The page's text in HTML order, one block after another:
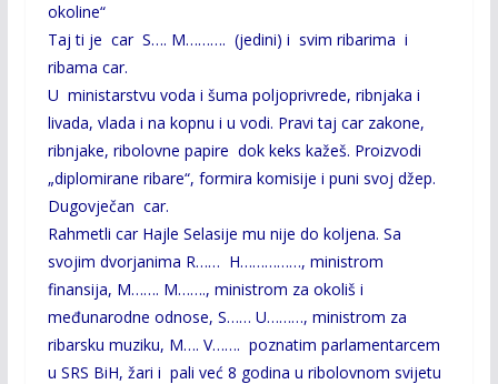
okoline“
Taj ti je car S…. M………. (jedini) i svim ribarima i
ribama car.
U ministarstvu voda i šuma poljoprivrede, ribnjaka i
livada, vlada i na kopnu i u vodi. Pravi taj car zakone,
ribnjake, ribolovne papire dok keks kažeš. Proizvodi
„diplomirane ribare“, formira komisije i puni svoj džep.
Dugovječan car.
Rahmetli car Hajle Selasije mu nije do koljena. Sa
svojim dvorjanima R…… H……………, ministrom
finansija, M……. M……., ministrom za okoliš i
međunarodne odnose, S…… U………, ministrom za
ribarsku muziku, M…. V……. poznatim parlamentarcem
u SRS BiH, žari i pali već 8 godina u ribolovnom svijetu